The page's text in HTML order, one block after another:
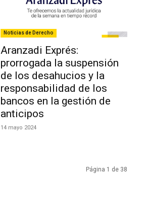
Noticias de Derecho
Aranzadi Exprés:
prorrogada la suspensión
de los desahucios y la
responsabilidad de los
bancos en la gestión de
anticipos
14 mayo 2024
Página 1 de 38